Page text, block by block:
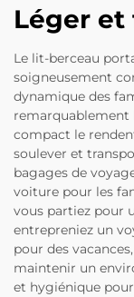
Léger et
Le lit-berceau
soigneusement
dynamique des
remarquablement
compact le
soulever et
bagages de
voiture pour les
vous partiez pour
entrepreniez un
pour des
maintenir un
et hygiénique